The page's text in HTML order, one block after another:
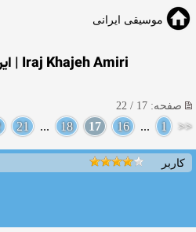
موسیقی ایرانی
Iraj Khajeh Amiri | ایرج خواجه امیری
صفحه: 17 / 22
<<
1
...
16
17
18
...
21
کاربر